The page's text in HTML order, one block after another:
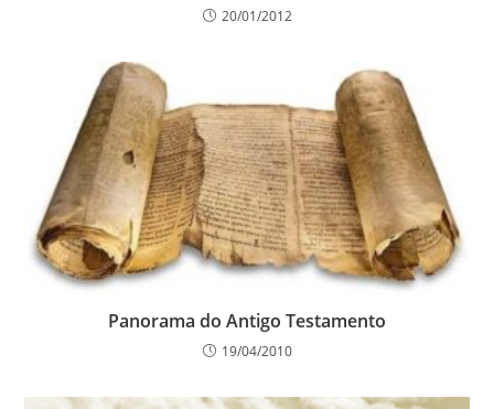
20/01/2012
Panorama do Antigo Testamento
19/04/2010